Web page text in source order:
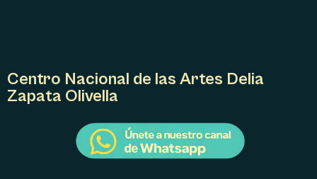
Centro Nacional de las Artes Delia
Zapata Olivella